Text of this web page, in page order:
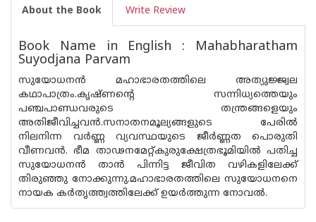
About the Book Write Review
Book Name in English : Mahabharatham
Suyodjana Parvam
സുയോധന‌ന്‍ മഹാഭാരതത്തിലെ അത്യുജ്ജ്വല
കഥാപാത്രം.കൃഷ്ണന്റെ സന്നിധ്യത്തെയും
പഞ്ചപാണ്ഡവരുടെ തന്ത്രങ്ങളെയും
അതിജീവിച്ചവ‌ന്‍.സനാതനമൂല്യങ്ങളുടെ പേരില്‍
നിലനിന്ന വര്‍ണ്ണ വ്യവസ്ഥയുടെ ജീര്‍ണ്ണത പൊരുതി
വീണവ‌ന്‍. ഭീമ താഢനമേറ്റ്കുരുക്ഷേത്രഭൂമിയില്‍ പതിച്ച
സുയോധന‌ന്‍ താ‌ന്‍ പിന്നിട്ട ജീവിത വഴികളിലേക്ക്
തിരുഞ്ഞു നോക്കുന്നു.മഹാഭാരതത്തിലെ സുയോധനനെ
നായക കര്‍തൃത്ത്വത്തിലേക്ക് ഉയര്‍ത്തുന്ന നോവല്‍.